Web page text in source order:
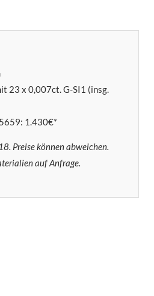
23 x 0,007ct. G-SI1 (insg.
1.430€*
Preise können abweichen.
auf Anfrage.